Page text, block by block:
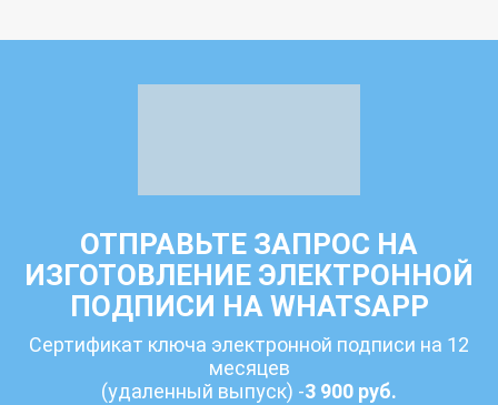
ОТПРАВЬТЕ ЗАПРОС НА
ИЗГОТОВЛЕНИЕ ЭЛЕКТРОННОЙ
ПОДПИСИ НА WHATSAPP
Сертификат ключа электронной подписи на 12
месяцев
(удаленный выпуск) -3 900 руб.